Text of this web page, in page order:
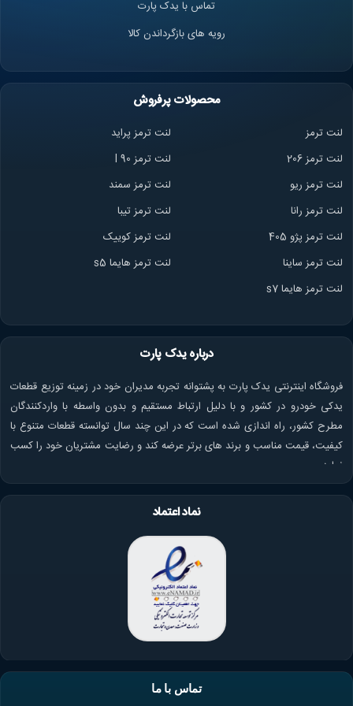
تماس با یدک پارت
رویه های بازگرداندن کالا
محصولات پرفروش
لنت ترمز
لنت ترمز پراید
لنت ترمز 206
لنت ترمز l 90
لنت ترمز ریو
لنت ترمز سمند
لنت ترمز رانا
لنت ترمز تیبا
لنت ترمز پژو 405
لنت ترمز کوییک
لنت ترمز ساینا
لنت ترمز هایما s5
لنت ترمز هایما s7
درباره یدک پارت
فروشگاه اینترنتی یدک پارت به پشتوانه تجربه مدیران خود در زمینه توزیع قطعات
یدکی خودرو در کشور و با دلیل ارتباط مستقیم و بدون واسطه با واردکنندگان
مطرح کشور، راه اندازی شده است که در این چند سال توانسته قطعات متنوع با
کیفیت، قیمت مناسب و برند های برتر عرضه کند و رضایت مشتریان خود را کسب
نماید.
نماد اعتماد
تماس با ما